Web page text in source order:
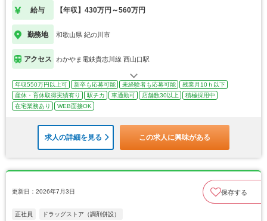
給与 【年収】430万円～560万円
勤務地 和歌山県 紀の川市
アクセス わかやま電鉄貴志川線 西山口駅
年収550万円以上可 新卒も応募可能 未経験者も応募可能
残業月10ｈ以下
産休・育休取得実績有り
駅チカ 車通勤可 店舗数30以上
積極採用中
在宅業務あり
WEB面接OK
求人の詳細を見る この求人に興味がある
更新日：2026年7月3日 保存する
正社員 ドラッグストア（調剤併設）